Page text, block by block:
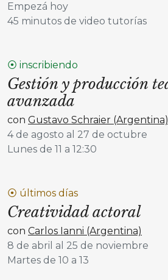
Empezá hoy
45 minutos de video tutorías
⦿ inscribiendo
Gestión y producción
avanzada
con Gustavo Schraier (Argentina)
4 de agosto al 27 de octubre
Lunes de 11 a 12:30
⦿ últimos días
Creatividad actoral
con Carlos Ianni (Argentina)
8 de abril al 25 de noviembre
Martes de 10 a 13